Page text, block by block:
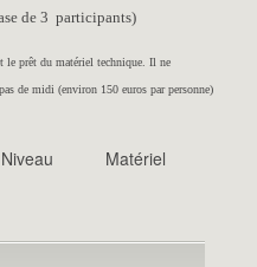
de 3 participants)
le prêt du matériel technique. Il ne
de midi (environ 150 euros par personne)
Niveau
Matériel